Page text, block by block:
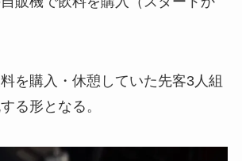
を購入・休憩していた先客3人組
る形となる。